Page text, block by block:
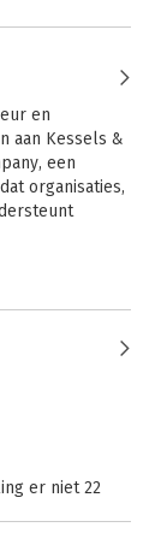
en
aan Kessels &
een
organisaties,
tussen
gastdocent bij
hij gebruik van
en
Jong
er niet 22